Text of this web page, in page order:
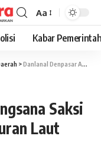
Font
Resizer
Aa
Kabar
>Danlanal Denpasar Anjangsana Saksi Hidup Sejarah Pertempuran Laut Arafuru Tahun 1962
Saksi
Laut